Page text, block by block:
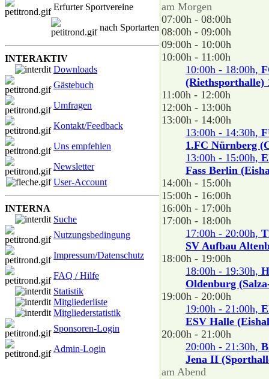
Erfurter Sportvereine
nach Sportarten
INTERAKTIV
Downloads
Gästebuch
Umfragen
Kontakt/Feedback
Uns empfehlen
Newsletter
User-Account
INTERNA
Suche
Nutzungsbedingung
Impressum/Datenschutz
FAQ / Hilfe
Statistik
Mitgliederliste
Mitgliederstatistik
Sponsoren-Login
Admin-Login
am Morgen
07:00h - 08:00h
08:00h - 09:00h
09:00h - 10:00h
10:00h - 11:00h
10:00h - 18:00h,
(Riethsporthalle)
11:00h - 12:00h
12:00h - 13:00h
13:00h - 14:00h
13:00h - 14:30h,
1.FC Nürnberg
13:00h - 15:00h,
Fass Berlin
14:00h - 15:00h
15:00h - 16:00h
16:00h - 17:00h
17:00h - 18:00h
17:00h - 20:00h,
SV Aufbau
18:00h - 19:00h
18:00h - 19:30h,
Oldenburg
19:00h - 20:00h
19:00h - 21:00h,
ESV Halle
20:00h - 21:00h
20:00h - 21:30h,
Jena II
am Abend